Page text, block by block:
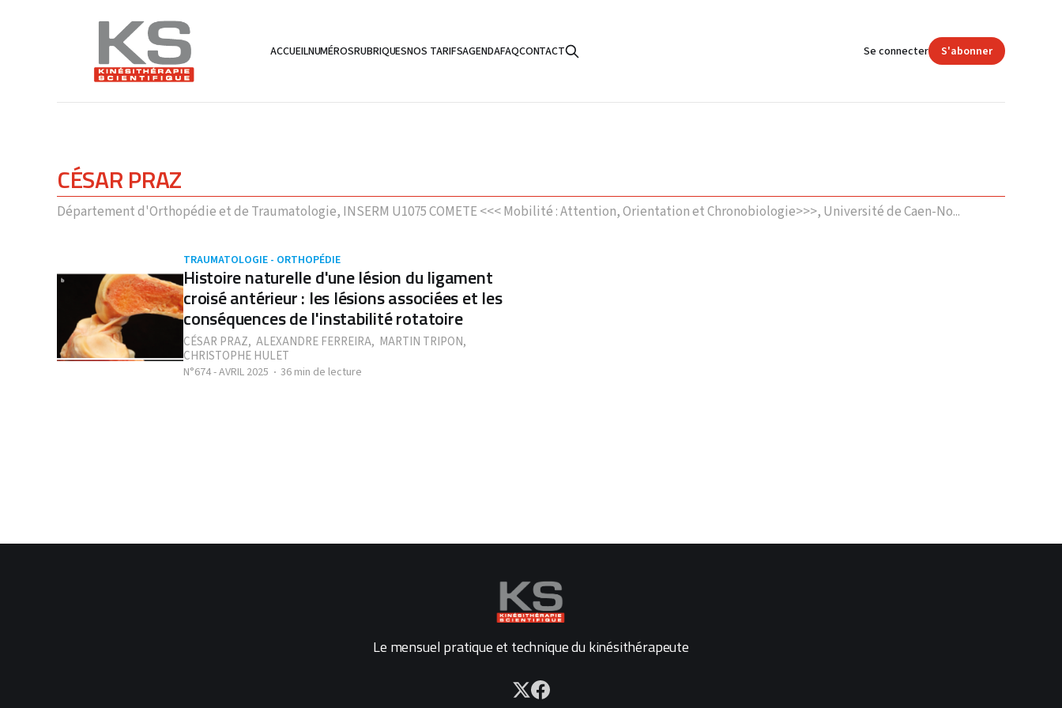
ACCUEILNUMÉROSRUBRIQUESNOS TARIFSAGENDAFAQCONTACT Se connecter S'abonner
CÉSAR PRAZ
Département d'Orthopédie et de Traumatologie, INSERM U1075 COMETE <<< Mobilité : Attention, Orientation et Chronobiologie>>>, Université de Caen-No...
TRAUMATOLOGIE - ORTHOPÉDIE
Histoire naturelle d'une lésion du ligament
croisé antérieur : les lésions associées et les
conséquences de l'instabilité rotatoire
CÉSAR PRAZ, ALEXANDRE FERREIRA, MARTIN TRIPON,
CHRISTOPHE HULET
N°674 - AVRIL 2025 36 min de lecture
Le mensuel pratique et technique du kinésithérapeute